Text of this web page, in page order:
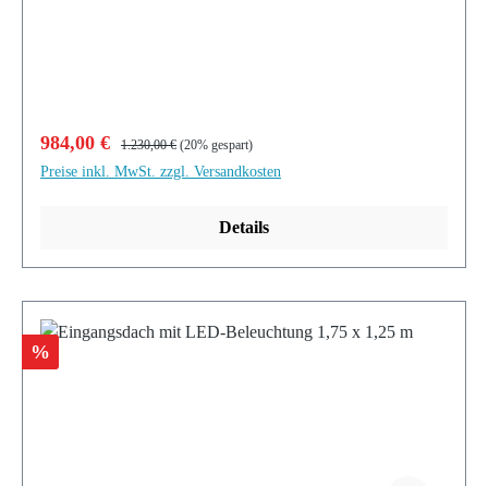
Verkaufspreis:
984,00 € Regulärer Preis:
1.230,00 € (20% gespart)
Preise inkl. MwSt. zzgl. Versandkosten
Details
Rabatt
%